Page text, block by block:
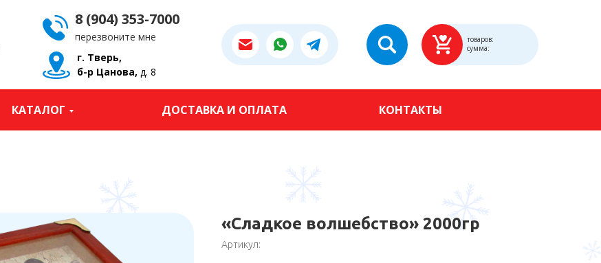
г. Тверь,
б-р Цанова, д. 8
8 (904) 353-7000
перезвоните мне
товаров:
сумма:
КАТАЛОГ ДОСТАВКА И ОПЛАТА КОНТАКТЫ
«Сладкое волшебство» 2000гр
Артикул: